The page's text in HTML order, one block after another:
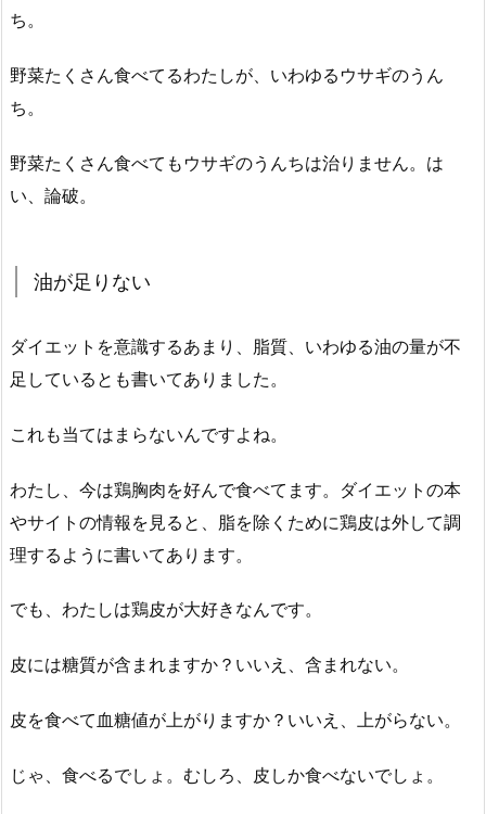
ち。
野菜たくさん食べてるわたしが、いわゆるウサギのうん
ち。
野菜たくさん食べてもウサギのうんちは治りません。は
い、論破。
油が足りない
ダイエットを意識するあまり、脂質、いわゆる油の量が不
足しているとも書いてありました。
これも当てはまらないんですよね。
わたし、今は鶏胸肉を好んで食べてます。ダイエットの本
やサイトの情報を見ると、脂を除くために鶏皮は外して調
理するように書いてあります。
でも、わたしは鶏皮が大好きなんです。
皮には糖質が含まれますか？いいえ、含まれない。
皮を食べて血糖値が上がりますか？いいえ、上がらない。
じゃ、食べるでしょ。むしろ、皮しか食べないでしょ。